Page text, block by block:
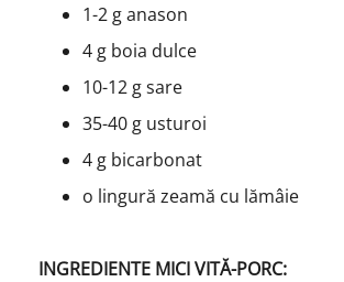
1-2 g anason
4 g boia dulce
10-12 g sare
35-40 g usturoi
4 g bicarbonat
o lingură zeamă cu lămâie
INGREDIENTE MICI VITĂ-PORC: